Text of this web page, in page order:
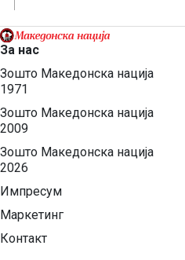
За нас
Зошто Македонска нација
1971
Зошто Македонска нација
2009
Зошто Македонска нација
2026
Импресум
Маркетинг
Контакт